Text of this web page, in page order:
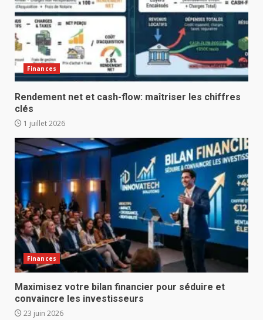
Finances
Rendement net et cash-flow: maîtriser les chiffres
clés
1 juillet 2026
Finances
Maximisez votre bilan financier pour séduire et
convaincre les investisseurs
23 juin 2026